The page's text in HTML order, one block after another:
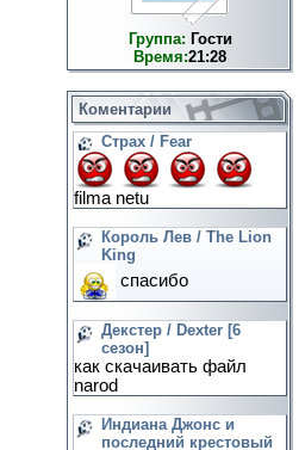
Группа: Гости
Время:21:28
Коментарии
Страх / Fear
filma netu
Король Лев / The Lion
King
спасибо
Декстер / Dexter [6
сезон]
как скачаивать файл
narod
Индиана Джонс и
последний крестовый